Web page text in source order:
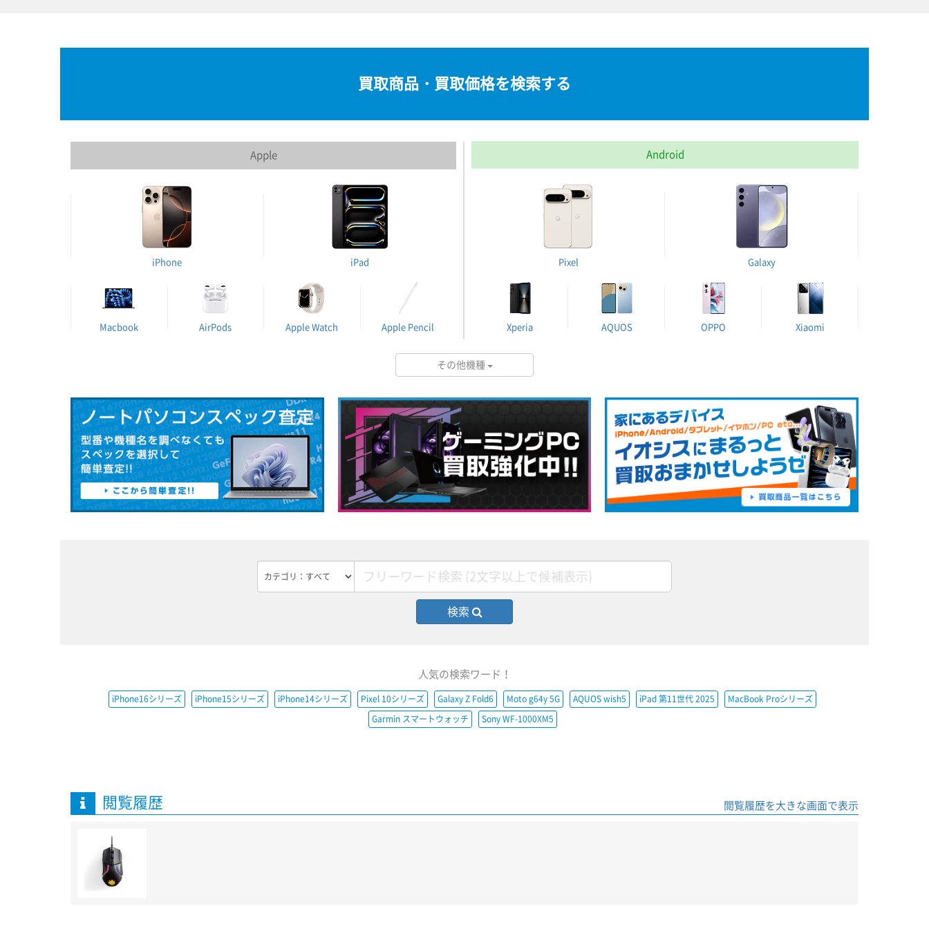
買取商品・買取価格を検索する
Apple
iPhone iPad
Macbook AirPods Apple Watch Apple Pencil
Android
Pixel Galaxy
Xperia AQUOS OPPO Xiaomi
その他機種
検索
人気の検索ワード！
iPhone16シリーズ iPhone15シリーズ iPhone14シリーズ Pixel 10シリーズ Galaxy Z Fold6 Moto g64y 5G AQUOS wish5 iPad 第11世代 2025 MacBook Proシリーズ
Garmin スマートウォッチ Sony WF-1000XM5
閲覧履歴 閲覧履歴を大きな画面で表示